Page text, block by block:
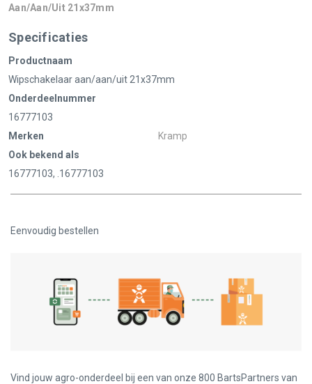
Aan/aan/uit 21x37mm
Specificaties
Productnaam
Wipschakelaar aan/aan/uit 21x37mm
Onderdeelnummer
16777103
Merken
Kramp
Ook bekend als
16777103, .16777103
Eenvoudig bestellen
Vind jouw agro-onderdeel bij een van onze 800 BartsPartners van